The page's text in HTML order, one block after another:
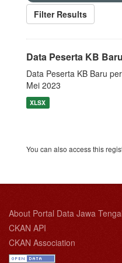
Filter Results
Data Peserta KB
Data Peserta KB Baru
Mei 2023
XLSX
You can also access this
About Portal Data Jawa
CKAN API
CKAN Association